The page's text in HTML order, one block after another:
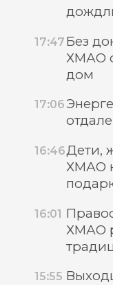
17:47 Без
ХМАО
дом
17:06
16:46Дети,
ХМАО
16:01
ХМАО
15:55